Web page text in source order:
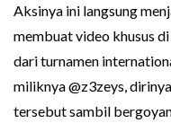
Aksinya ini langsung
membuat video khusus
dari turnamen
miliknya @z3zeys,
tersebut sambil